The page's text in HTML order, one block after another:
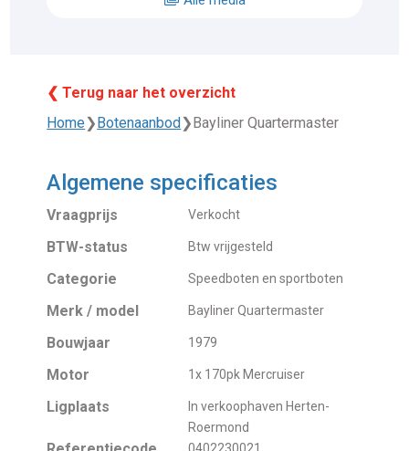
❮ Terug naar het overzicht
Home❯ Botenaanbod ❯ Bayliner Quartermaster
Algemene specificaties
Vraagprijs Verkocht
BTW-status Btw vrijgesteld
Categorie Speedboten en sportboten
Merk / model Bayliner Quartermaster
Bouwjaar 1979
Motor 1x 170pk Mercruiser
Ligplaats
In verkoophaven Herten-
Roermond